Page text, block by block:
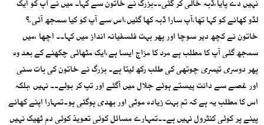
نہیں دے پایا،ڈبہ خالی کر گئی۔۔بزرگ نے خاتون سے کہا۔ میں نے آپ کو ایک
لڈو کھانے کو کہا تھا،آپ سارا ڈبہ کھا گئیں،اس سے آپ کو کیا سمجھ آئی.؟
خاتون نے کچھ دیر سوچا اور پھر بہت فلسفیانہ انداز میں کہا۔۔ اچھا ،میں
سمجھ گئی آپ کا مطلب ہے مرد کا مزاج ایسا ہے،ایک مٹھائی چکھنے کے بعد وہ
پھر دوسری تیسری چوتھی کی طلب رکھ لیتا ہے۔ بزرگ نے خاتون کی بات سنی
اور غصے سے دانت پیستے ہوئے جلال میں آگئے اور تپ کر بولے۔۔ نہیں ،بلکہ
اس کا مطلب یہ ہے کہ تم بہت زیادہ موٹی اور بھدی ہوگئی ہو۔تمہارا اپنے کھانے
پینے پر کوئی کنٹرول نہیں ہے۔۔تمہارے مسائل کوئی تعویذ کوئی دم ٹھیک نہیں